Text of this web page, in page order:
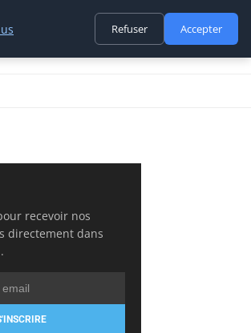
recevoir nos
directement dans
Refuser Accepter